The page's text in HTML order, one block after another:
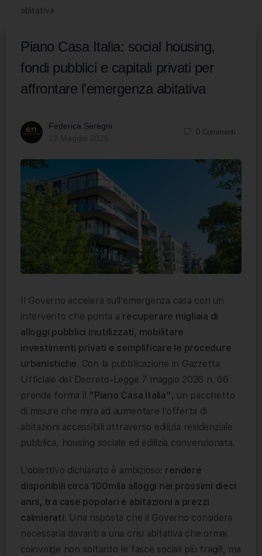
abitativa
Piano Casa Italia: social housing,
fondi pubblici e capitali privati per
affrontare l’emergenza abitativa
Federica Seregni
0 Commenti
Il Governo accelera sull’emergenza casa con un
intervento che punta a recuperare migliaia di
alloggi pubblici inutilizzati, mobilitare
investimenti privati e semplificare le procedure
urbanistiche. Con la pubblicazione in Gazzetta
Ufficiale del Decreto-Legge 7 maggio 2026 n. 66
prende forma il “Piano Casa Italia” , un pacchetto
di misure che mira ad aumentare l’offerta di
abitazioni accessibili attraverso edilizia residenziale
pubblica, housing sociale ed edilizia convenzionata.
L’obiettivo dichiarato è ambizioso: rendere
disponibili circa 100mila alloggi nei prossimi dieci
anni, tra case popolari e abitazioni a prezzi
calmierati. Una risposta che il Governo considera
necessaria davanti a una crisi abitativa che ormai
coinvolge non soltanto le fasce sociali più fragili, ma